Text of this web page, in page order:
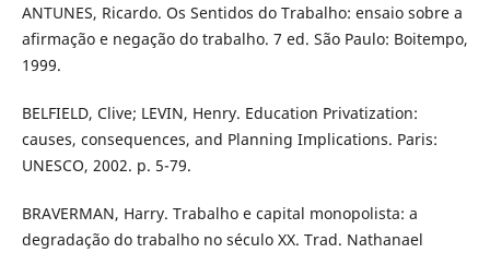
ANTUNES, Ricardo. Os Sentidos do Trabalho: ensaio sobre a
afirmação e negação do trabalho. 7 ed. São Paulo: Boitempo,
1999.
BELFIELD, Clive; LEVIN, Henry. Education Privatization:
causes, consequences, and Planning Implications. Paris:
UNESCO, 2002. p. 5-79.
BRAVERMAN, Harry. Trabalho e capital monopolista: a
degradação do trabalho no século XX. Trad. Nathanael